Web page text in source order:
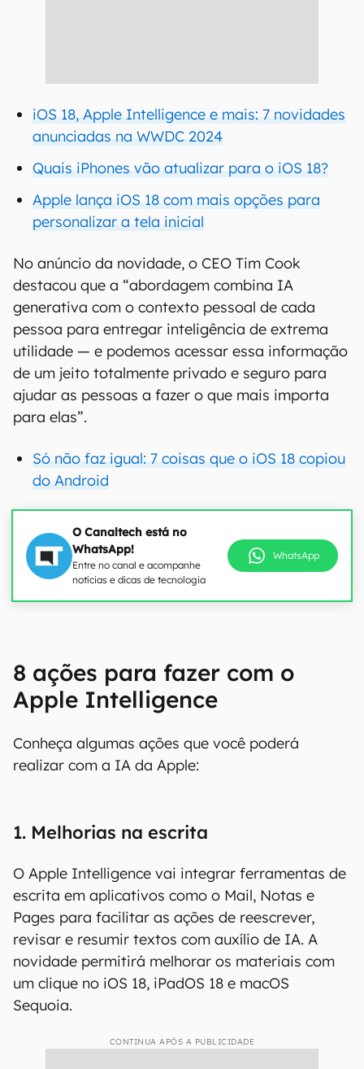
iOS 18, Apple Intelligence e mais: 7 novidades
anunciadas na WWDC 2024
Quais iPhones vão atualizar para o iOS 18?
Apple lança iOS 18 com mais opções para
personalizar a tela inicial
No anúncio da novidade, o CEO Tim Cook
destacou que a “abordagem combina IA
generativa com o contexto pessoal de cada
pessoa para entregar inteligência de extrema
utilidade — e podemos acessar essa informação
de um jeito totalmente privado e seguro para
ajudar as pessoas a fazer o que mais importa
para elas”.
Só não faz igual: 7 coisas que o iOS 18 copiou
do Android
O Canaltech está no
WhatsApp!
Entre no canal e acompanhe
notícias e dicas de tecnologia
WhatsApp
8 ações para fazer com o
Apple Intelligence
Conheça algumas ações que você poderá
realizar com a IA da Apple:
1. Melhorias na escrita
O Apple Intelligence vai integrar ferramentas de
escrita em aplicativos como o Mail, Notas e
Pages para facilitar as ações de reescrever,
revisar e resumir textos com auxílio de IA. A
novidade permitirá melhorar os materiais com
um clique no iOS 18, iPadOS 18 e macOS
Sequoia.
CONTINUA APÓS A PUBLICIDADE